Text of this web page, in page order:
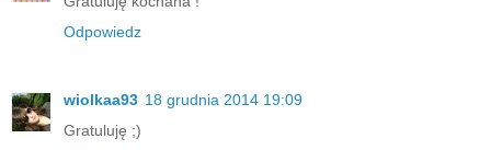
Odpowiedz
wiolkaa93 18 grudnia 2014 19:09
Gratuluję ;)